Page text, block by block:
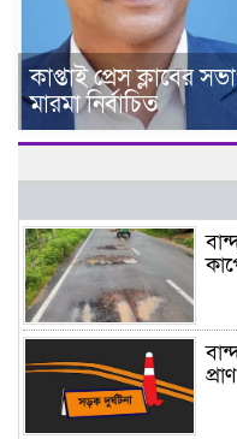
কাপ্তাই প্রেস ক্লাবের
মারমা নির্বাচিত